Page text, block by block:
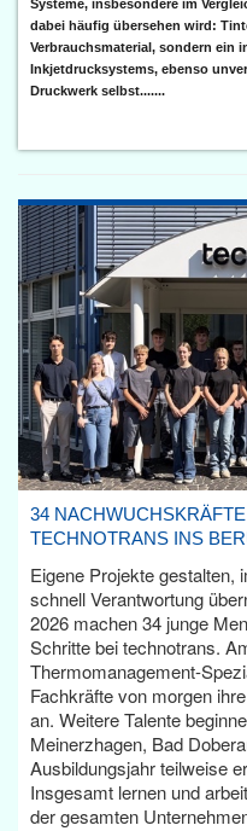
Systeme, insbesondere im
dabei häufig übersehen wird:
Verbrauchsmaterial, sondern ein
Inkjetdrucksystems, ebenso
Druckwerk selbst.......
34
TECHNOTRANS INS
Eigene Projekte gestalten,
schnell Verantwortung
2026 machen 34 junge
Schritte bei technotrans.
Thermomanagement-
Fachkräfte von morgen
an. Weitere Talente
Meinerzhagen, Bad
Ausbildungsjahr teilweise
Insgesamt lernen und
der gesamten